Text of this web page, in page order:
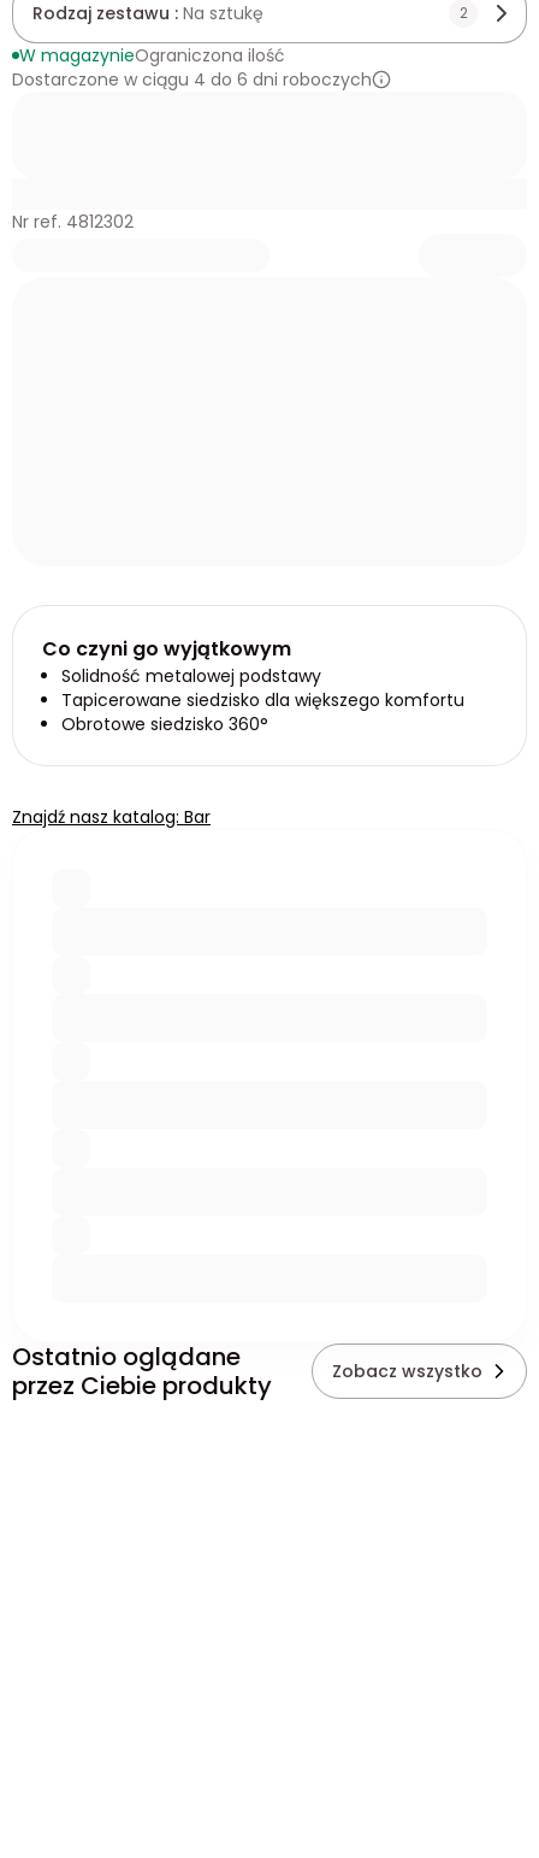
Rodzaj zestawu : Na sztukę 2
W magazynieOgraniczona ilość
Dostarczone w ciągu 4 do 6 dni roboczych
Nr ref. 4812302
Co czyni go wyjątkowym
Solidność metalowej podstawy
Tapicerowane siedzisko dla większego komfortu
Obrotowe siedzisko 360°
Znajdź nasz katalog: Bar
Ostatnio oglądane
przez Ciebie produkty
Zobacz wszystko